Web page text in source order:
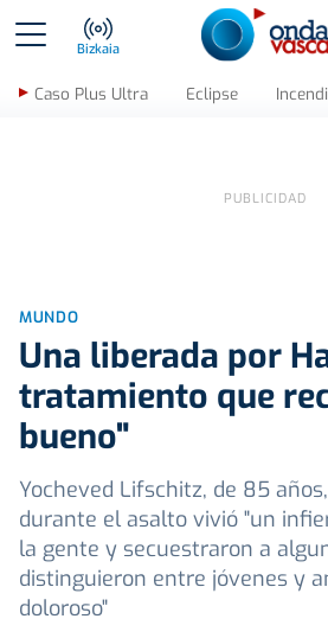
Bizkaia
Caso Plus Ultra Eclipse
MUNDO
Una liberada por
tratamiento que
bueno"
Yocheved Lifschitz, de 85
durante el asalto vivió "un
la gente y secuestraron a
distinguieron entre jóvenes y
doloroso"